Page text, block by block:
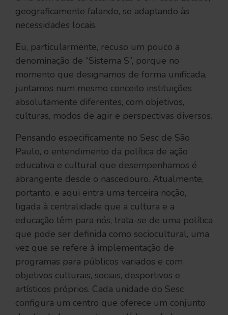
geograficamente falando, se adaptando às
necessidades locais.
Eu, particularmente, recuso um pouco a
denominação de “Sistema S”, porque no
momento que designamos de forma unificada,
juntamos num mesmo conceito instituições
absolutamente diferentes, com objetivos,
culturas, modos de agir e perspectivas diversos.
Pensando especificamente no Sesc de São
Paulo, o entendimento da política de ação
educativa e cultural que desempenhamos é
abrangente desde o nascedouro. Atualmente,
portanto, e aqui entra uma terceira noção,
ligada à centralidade que a cultura e a
educação têm para nós, trata-se de uma política
que pode ser definida como sociocultural, uma
vez que se refere à implementação de
programas para públicos variados e com
objetivos culturais, sociais, desportivos e
artísticos próprios. Cada unidade do Sesc
configura um centro que oferece um conjunto